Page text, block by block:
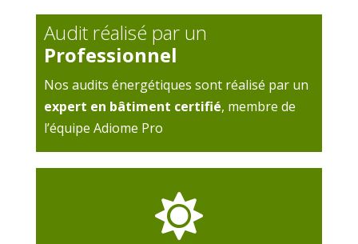
Audit réalisé par un
Professionnel
Nos audits énergétiques sont réalisé par un
expert en bâtiment certifié, membre de
l’équipe Adiome Pro
